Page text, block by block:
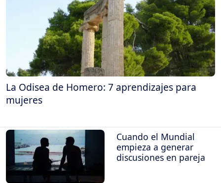
La Odisea de Homero: 7 aprendizajes para
mujeres
Cuando el Mundial
empieza a generar
discusiones en pareja